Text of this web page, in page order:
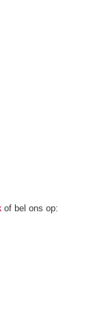
of bel ons op: